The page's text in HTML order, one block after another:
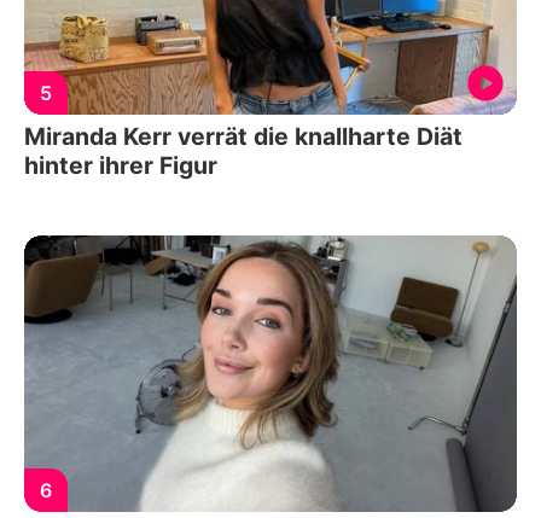
5
Miranda Kerr verrät die knallharte Diät
hinter ihrer Figur
6